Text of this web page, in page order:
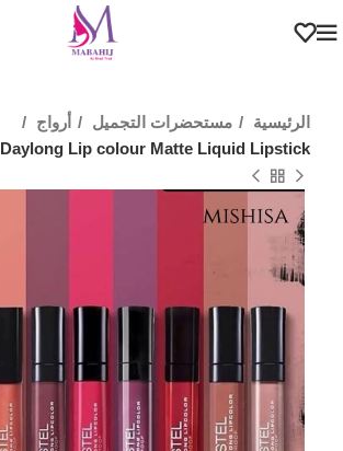
الرئيسية مستحضرات التجميل
أرواج
Daylong Lip colour Matte Liquid Lipstick